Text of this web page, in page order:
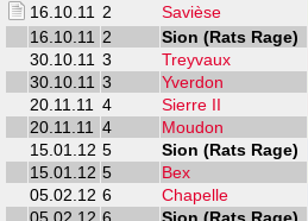
16.10.11
2 Savièse
16.10.11
2 Sion (Rats Rage)
30.10.11 3 Treyvaux
30.10.11 3 Yverdon
20.11.11
4 Sierre II
20.11.11
4 Moudon
15.01.12 5 Sion (Rats Rage)
15.01.12 5 Bex
05.02.12 6 Chapelle
05.02.12 6 Sion (Rats Rage)